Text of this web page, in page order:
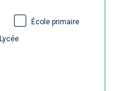
École primaire
Lycée